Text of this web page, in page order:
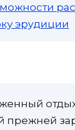
эрудиции
прежней